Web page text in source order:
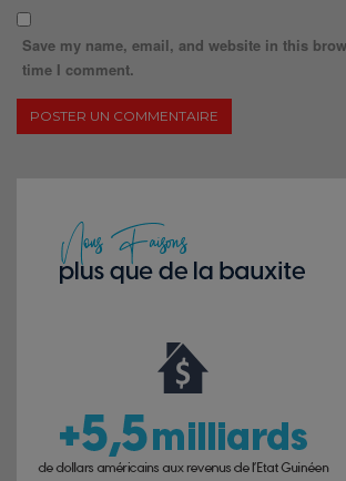
Save my name, email, and website in this
time I comment.